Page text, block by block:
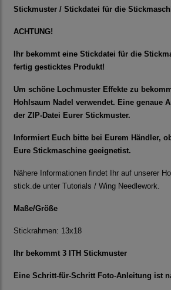
Stickmuster / Stickdatei für die
ACHTUNG!
Ihr bekommt eine Stickdatei für die
fertig gesticktes Produkt!
Um schöne Lochmuster Effekte zu
Hohlsaum Nadel verwendet. Eine genaue
der ZIP-Datei Eurer Stickmuster.
Informiert Euch bitte bei Eurem Händler,
Eure Stickmaschine geeignetist.
Nähere Informationen findet Ihr auf unserer
stick.de unter Tutorials / Wing Needlework.
Maße/Größe
Stickrahmen: 13x18
Ihr bekommt 3 ITH Stickmuster
Eine Schritt-für-Schritt Foto-Anleitung ist